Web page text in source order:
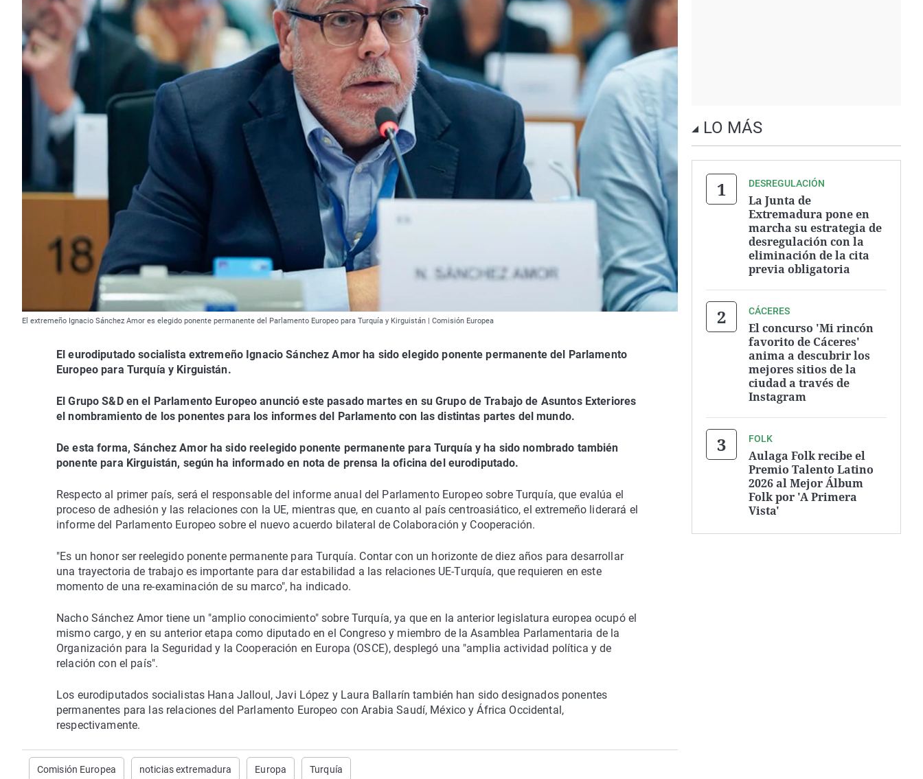
El extremeño Ignacio Sánchez Amor es elegido ponente permanente del Parlamento Europeo para Turquía y Kirguistán | Comisión Europea
El eurodiputado socialista extremeño Ignacio Sánchez Amor ha sido elegido ponente permanente del Parlamento
Europeo para Turquía y Kirguistán.
El Grupo S&D en el Parlamento Europeo anunció este pasado martes en su Grupo de Trabajo de Asuntos Exteriores
el nombramiento de los ponentes para los informes del Parlamento con las distintas partes del mundo.
De esta forma, Sánchez Amor ha sido reelegido ponente permanente para Turquía y ha sido nombrado también
ponente para Kirguistán, según ha informado en nota de prensa la oficina del eurodiputado.
Respecto al primer país, será el responsable del informe anual del Parlamento Europeo sobre Turquía, que evalúa el
proceso de adhesión y las relaciones con la UE, mientras que, en cuanto al país centroasiático, el extremeño liderará el
informe del Parlamento Europeo sobre el nuevo acuerdo bilateral de Colaboración y Cooperación.
"Es un honor ser reelegido ponente permanente para Turquía. Contar con un horizonte de diez años para desarrollar
una trayectoria de trabajo es importante para dar estabilidad a las relaciones UE-Turquía, que requieren en este
momento de una re-examinación de su marco", ha indicado.
Nacho Sánchez Amor tiene un "amplio conocimiento" sobre Turquía, ya que en la anterior legislatura europea ocupó el
mismo cargo, y en su anterior etapa como diputado en el Congreso y miembro de la Asamblea Parlamentaria de la
Organización para la Seguridad y la Cooperación en Europa (OSCE), desplegó una "amplia actividad política y de
relación con el país".
Los eurodiputados socialistas Hana Jalloul, Javi López y Laura Ballarín también han sido designados ponentes
permanentes para las relaciones del Parlamento Europeo con Arabia Saudí, México y África Occidental,
respectivamente.
Comisión Europea noticias extremadura Europa Turquía
LO MÁS
DESREGULACIÓN
La Junta de
Extremadura pone en
marcha su estrategia de
desregulación con la
eliminación de la cita
previa obligatoria
CÁCERES
El concurso 'Mi rincón
favorito de Cáceres'
anima a descubrir los
mejores sitios de la
ciudad a través de
Instagram
FOLK
Aulaga Folk recibe el
Premio Talento Latino
2026 al Mejor Álbum
Folk por 'A Primera
Vista'